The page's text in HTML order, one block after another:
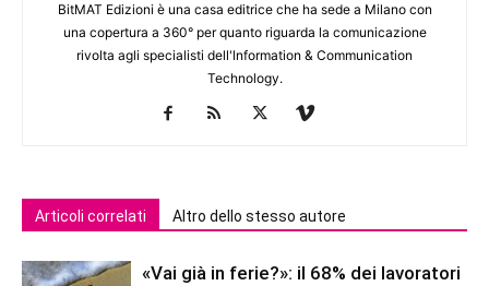
BitMAT Edizioni è una casa editrice che ha sede a Milano con
una copertura a 360° per quanto riguarda la comunicazione
rivolta agli specialisti dell'lnformation & Communication
Technology.
Articoli correlati Altro dello stesso autore
«Vai già in ferie?»: il 68% dei lavoratori